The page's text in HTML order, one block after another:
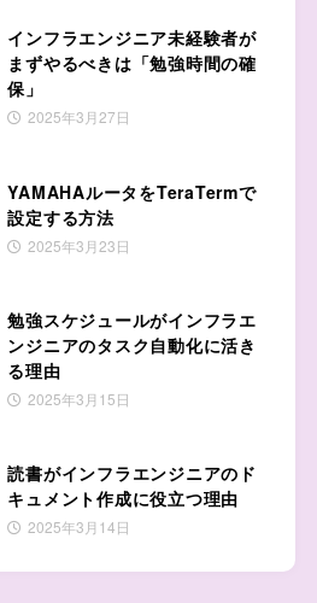
インフラエンジニア未経験者が
まずやるべきは「勉強時間の確
保」
2025年3月27日
YAMAHAルータをTeraTermで
設定する方法
2025年3月23日
勉強スケジュールがインフラエ
ンジニアのタスク自動化に活き
る理由
2025年3月15日
読書がインフラエンジニアのド
キュメント作成に役立つ理由
2025年3月14日